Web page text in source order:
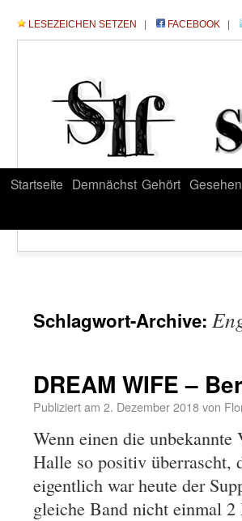
LESEZEICHEN SETZEN FACEBOOK
Startseite Demnächst Gehört Gesehen
Schlagwort-Archive:
DREAM WIFE –
Publiziert am 2. Dezember 2018von
Wenn einen die
Halle so positiv überrascht,
eigentlich war heute der
gleiche Band nicht einmal